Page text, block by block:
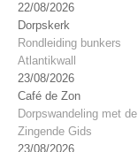
22/08/2026
Dorpskerk
Rondleiding bunkers
Atlantikwall
23/08/2026
Café de Zon
Dorpswandeling met de
Zingende Gids
23/08/2026